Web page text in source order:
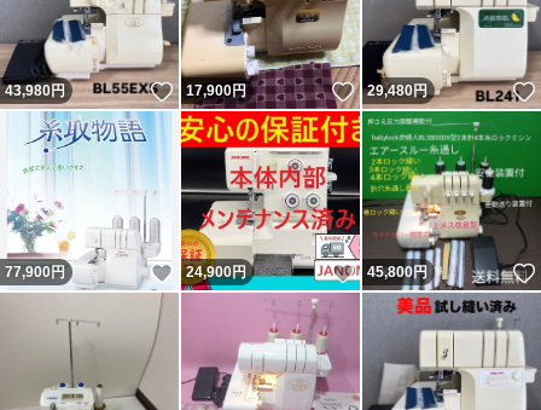
43,980 円 いいね！
17,900円 いいね！
29,480円
77,900円 いいね！
24,900円 いいね！
45,800円